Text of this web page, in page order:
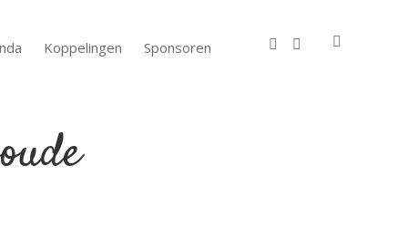
Koppelingen Sponsoren facebook
instagram